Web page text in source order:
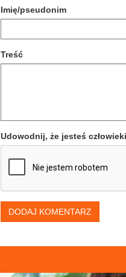
Imię/pseudonim
Treść
Udowodnij, że jesteś
DODAJ KOMENTARZ